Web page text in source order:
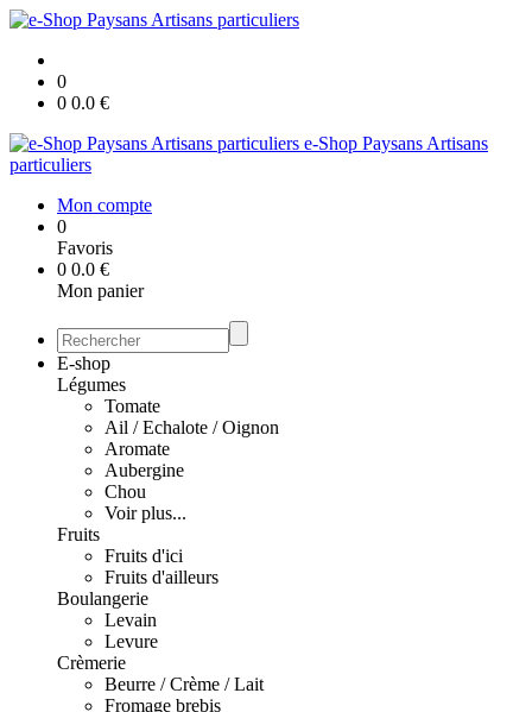
0
0 0.0 €
e-Shop Paysans Artisans
particuliers
Mon compte
0
Favoris
0 0.0 €
Mon panier
E-shop
Légumes
Tomate
Ail / Echalote / Oignon
Aromate
Aubergine
Chou
Voir plus...
Fruits
Fruits d'ici
Fruits d'ailleurs
Boulangerie
Levain
Levure
Crèmerie
Beurre / Crème / Lait
Fromage brebis